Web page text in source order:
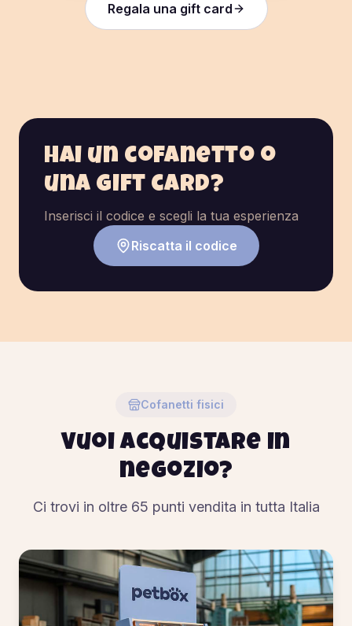
Regala una gift card
Hai un cofanetto o
una gift card?
Inserisci il codice e scegli la tua esperienza
Riscatta il codice
Cofanetti fisici
Vuoi acquistare in
negozio?
Ci trovi in oltre 65 punti vendita in tutta Italia